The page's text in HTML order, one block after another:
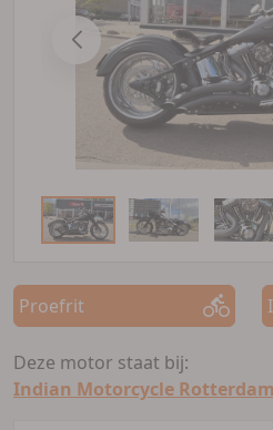
Proefrit
Deze motor staat bij:
Indian Motorcycle Rotterdam